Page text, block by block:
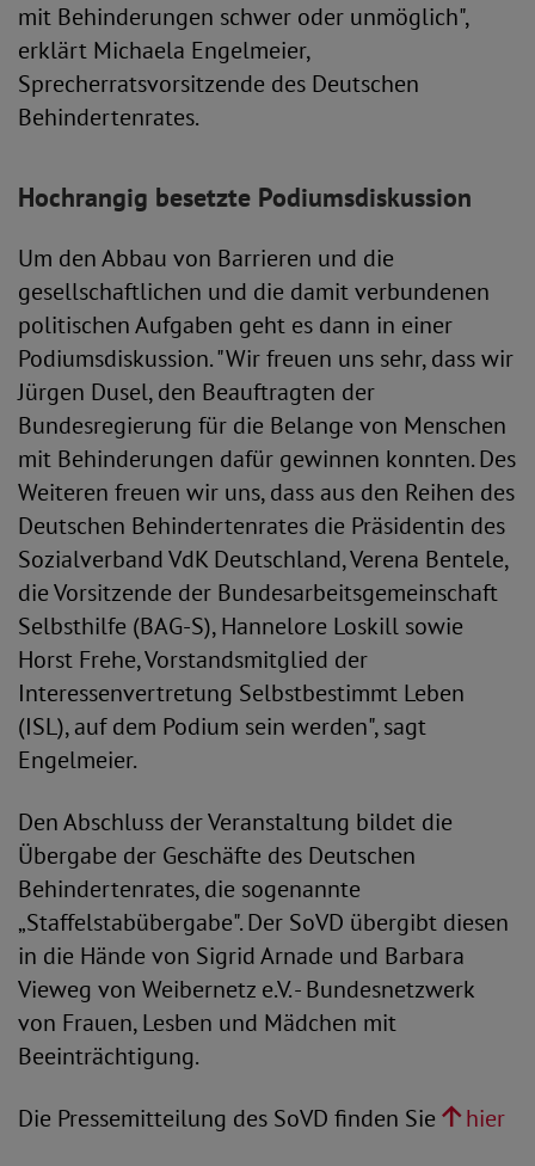
mit Behinderungen schwer oder unmöglich",
erklärt Michaela Engelmeier,
Sprecherratsvorsitzende des Deutschen
Behindertenrates.
Hochrangig besetzte Podiumsdiskussion
Um den Abbau von Barrieren und die
gesellschaftlichen und die damit verbundenen
politischen Aufgaben geht es dann in einer
Podiumsdiskussion. "Wir freuen uns sehr, dass wir
Jürgen Dusel, den Beauftragten der
Bundesregierung für die Belange von Menschen
mit Behinderungen dafür gewinnen konnten. Des
Weiteren freuen wir uns, dass aus den Reihen des
Deutschen Behindertenrates die Präsidentin des
Sozialverband VdK Deutschland, Verena Bentele,
die Vorsitzende der Bundesarbeitsgemeinschaft
Selbsthilfe (BAG-S), Hannelore Loskill sowie
Horst Frehe, Vorstandsmitglied der
Interessenvertretung Selbstbestimmt Leben
(ISL), auf dem Podium sein werden", sagt
Engelmeier.
Den Abschluss der Veranstaltung bildet die
Übergabe der Geschäfte des Deutschen
Behindertenrates, die sogenannte
„Staffelstabübergabe". Der SoVD übergibt diesen
in die Hände von Sigrid Arnade und Barbara
Vieweg von Weibernetz e.V. - Bundesnetzwerk
von Frauen, Lesben und Mädchen mit
Beeinträchtigung.
Die Pressemitteilung des SoVD finden Sie
hier